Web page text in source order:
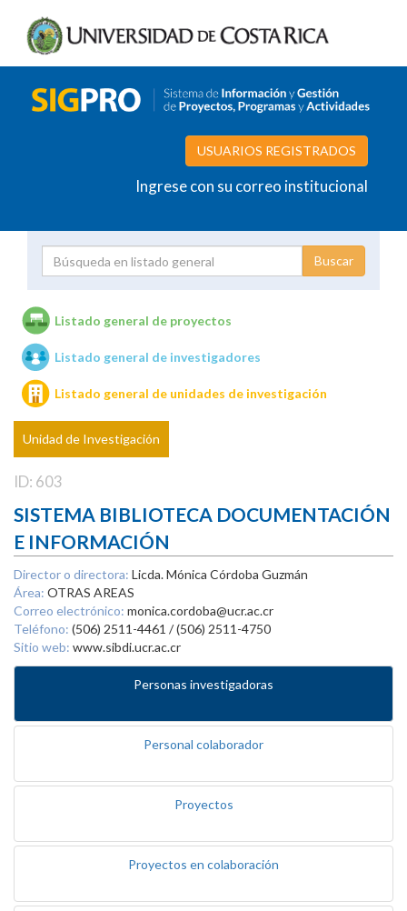
USUARIOS REGISTRADOS
Ingrese con su correo institucional
Unidades de investigación
Listado general de proyectos
Listado general de investigadores
Listado general de unidades de investigación
Unidad de Investigación
ID: 603
SISTEMA BIBLIOTECA DOCUMENTACIÓN
E INFORMACIÓN
Director o directora: Licda. Mónica Córdoba Guzmán
Área: OTRAS AREAS
Correo electrónico: monica.cordoba@ucr.ac.cr
Teléfono: (506) 2511-4461 / (506) 2511-4750
Sitio web: www.sibdi.ucr.ac.cr
Personas investigadoras
Personal colaborador
Proyectos
Proyectos en colaboración